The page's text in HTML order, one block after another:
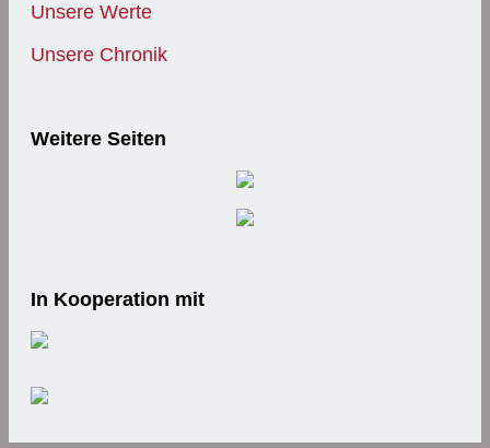
Unsere Werte
Unsere Chronik
Weitere Seiten
In Kooperation mit